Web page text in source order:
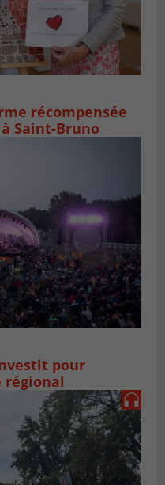
récompensée
Saint-Bruno
pour
régional